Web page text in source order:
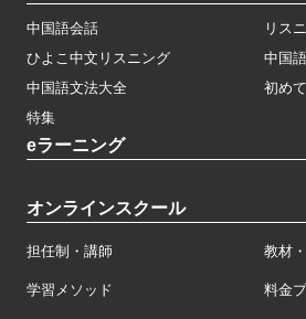
中国語会話
リス
ひよこ中文リスニング
中国
中国語文法大全
初め
特集
eラーニング
オンラインスクール
担任制・講師 教材
学習メソッド 料金